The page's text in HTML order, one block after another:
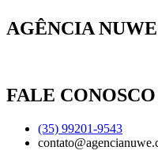
AGÊNCIA NUWE
FALE CONOSCO
(35) 99201-9543